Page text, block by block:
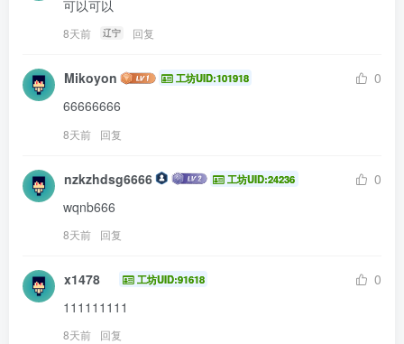
可以可以
8天前 辽宁 回复
Mikoyon 工坊UID:101918
0
66666666
8天前 回复
nzkzhdsg6666 工坊UID:24236
0
wqnb666
8天前 回复
x1478 工坊UID:91618
0
111111111
8天前 回复